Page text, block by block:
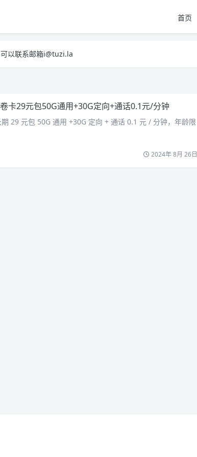
首页
以联系邮箱i@tuzi.la
以联系邮箱i@tuzi.la
卡29元包50G通用+30G定向+通话0.1元/分钟
29 元包 50G 通用 +30G 定向 + 通话 0.1 元 / 分钟，年龄限
2024年 8月 26日